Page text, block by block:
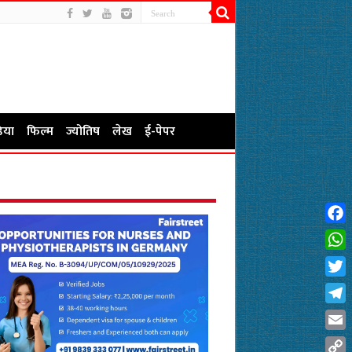
फिल्म ज्योतिष लेख ई-पेपर